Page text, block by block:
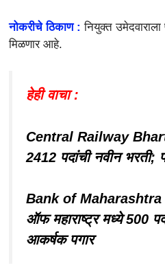
नोकरीचे ठिकाण : नियुक्त
मिळणार आहे.
हेही वाचा :
Central Railway
2412 पदांची नवीन भरती;
Bank of
ऑफ महाराष्ट्र मध्ये 500
आकर्षक पगार